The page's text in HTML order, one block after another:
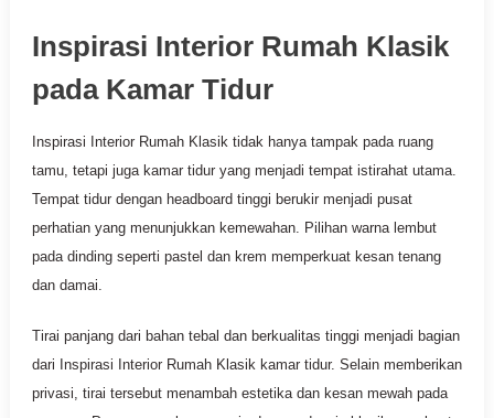
Inspirasi Interior Rumah Klasik
pada Kamar Tidur
Inspirasi Interior Rumah Klasik tidak hanya tampak pada ruang
tamu, tetapi juga kamar tidur yang menjadi tempat istirahat utama.
Tempat tidur dengan headboard tinggi berukir menjadi pusat
perhatian yang menunjukkan kemewahan. Pilihan warna lembut
pada dinding seperti pastel dan krem memperkuat kesan tenang
dan damai.
Tirai panjang dari bahan tebal dan berkualitas tinggi menjadi bagian
dari Inspirasi Interior Rumah Klasik kamar tidur. Selain memberikan
privasi, tirai tersebut menambah estetika dan kesan mewah pada